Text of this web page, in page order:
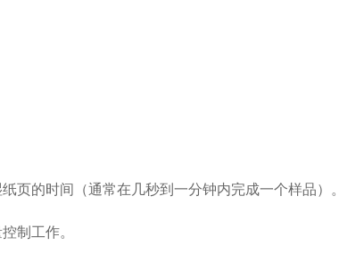
页的时间（通常在几秒到一分钟内完成一个样品）。
制工作。